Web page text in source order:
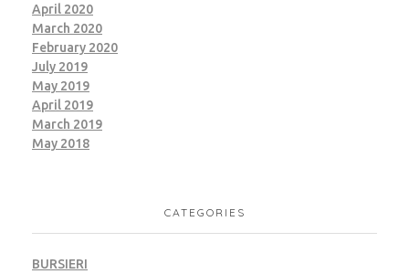
April 2020
March 2020
February 2020
July 2019
May 2019
April 2019
March 2019
May 2018
CATEGORIES
BURSIERI